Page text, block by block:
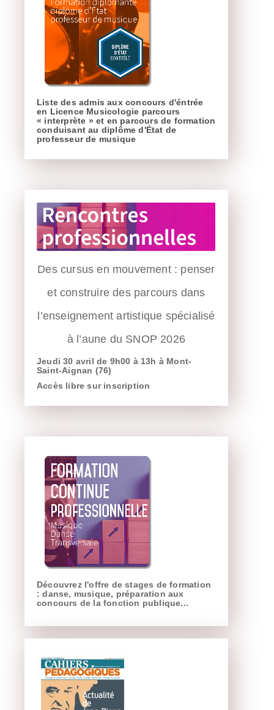
Liste des admis aux concours d'éntrée
en Licence Musicologie parcours
« interprète » et en parcours de formation
conduisant au diplôme d'État de
professeur de musique
Des cursus en mouvement : penser
et construire des parcours dans
l’enseignement artistique spécialisé
à l’aune du SNOP 2026
Jeudi 30 avril de 9h00 à 13h à Mont-
Saint-Aignan (76)
Accès libre sur inscription
Découvrez l'offre de stages de formation
: danse, musique, préparation aux
concours de la fonction publique...